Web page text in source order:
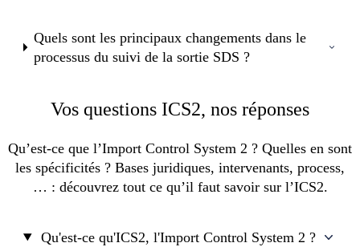
Quels sont les principaux changements dans le
processus du suivi de la sortie SDS ?
Vos questions ICS2, nos réponses
Qu’est-ce que l’Import Control System 2 ? Quelles en sont
les spécificités ? Bases juridiques, intervenants, process,
… : découvrez tout ce qu’il faut savoir sur l’ICS2.
Qu'est-ce qu'ICS2, l'Import Control System 2 ?